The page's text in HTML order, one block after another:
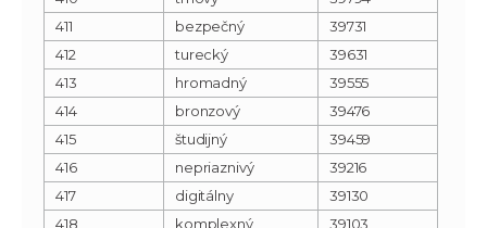
411
bezpečný
39731
412
turecký
39631
413
hromadný
39555
414
bronzový
39476
415
študijný
39459
416
nepriaznivý
39216
417
digitálny
39130
418
komplexný 39103